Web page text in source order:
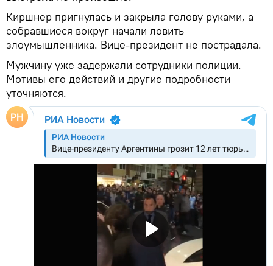
Киршнер пригнулась и закрыла голову руками, а
собравшиеся вокруг начали ловить
злоумышленника. Вице-президент не пострадала.
Мужчину уже задержали сотрудники полиции.
Мотивы его действий и другие подробности
уточняются.